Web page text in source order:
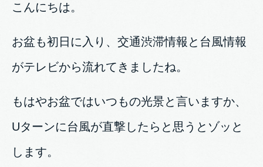
こんにちは。
お盆も初日に入り、交通渋滞情報と台風情報
がテレビから流れてきましたね。
もはやお盆ではいつもの光景と言いますか、
Uターンに台風が直撃したらと思うとゾッと
します。